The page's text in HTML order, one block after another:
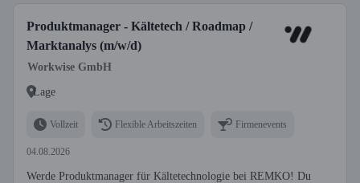
Produktmanager - Kältetech / Roadmap /
Marktanalys (m/w/d)
Workwise GmbH
Lage
Vollzeit Flexible Arbeitszeiten Firmenevents
04.08.2026
Werde Produktmanager für Kältetechnologie bei REMKO! Du